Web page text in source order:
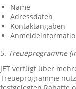
Name
Adressdaten
Kontaktangaben
5. Treueprogramme
JET verfügt über
Treueprogramme